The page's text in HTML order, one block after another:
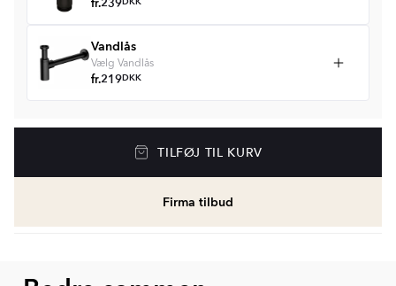
fr.239
Vandlås
Vælg Vandlås
fr.219DKK
TILFØJ TIL KURV
Firma tilbud